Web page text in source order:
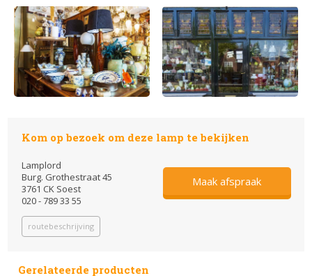
Kom op bezoek om deze lamp te bekijken
Lamplord
Burg. Grothestraat 45
3761 CK Soest
020 - 789 33 55
routebeschrijving
Maak afspraak
Gerelateerde producten